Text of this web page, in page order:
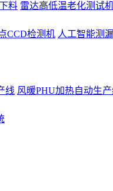
料 雷达高低温老化测试
CCD检测机 人工智能测
线 风暖PHU加热自动生